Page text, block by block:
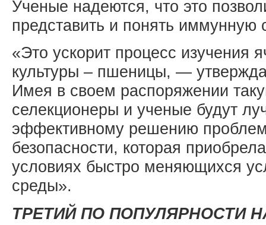
Ученые надеются, что это
представить и понять иммунную
«Это ускорит процесс изучения
культуры – пшеницы, —
Имея в своем распоряжении
селекционеры и ученые будут
эффективному решению
безопасности, которая
условиях быстро меняющихся
среды».
ТРЕТИЙ ПО ПОПУЛЯРНОСТИ